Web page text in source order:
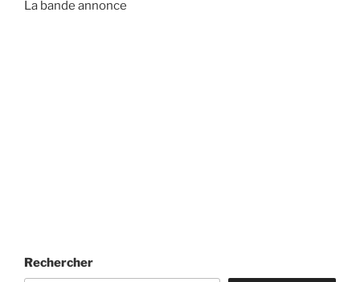
La bande annonce
Rechercher